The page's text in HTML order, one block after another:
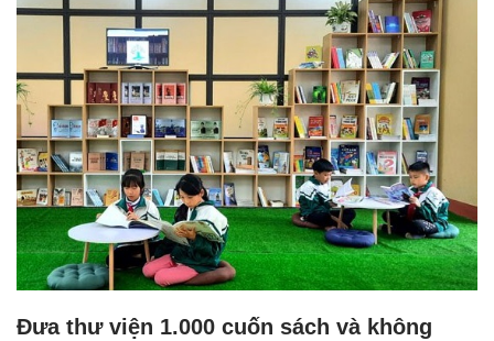
Đưa thư viện 1.000 cuốn sách và không